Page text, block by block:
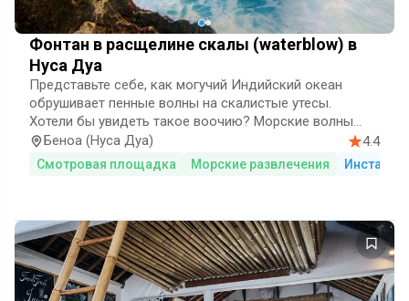
Фонтан в расщелине скалы (waterblow) в
Нуса Дуа
Представьте себе, как могучий Индийский океан
обрушивает пенные волны на скалистые утесы.
Хотели бы увидеть такое воочию? Морские волны
разбиваются здесь между скал, поднимая
невероятные брызги. Этот феномен объясняется тем,
что узкое пространство в скалах образует
Беноа (Нуса Дуа) 4.4
Смотровая площадка Морские развлечения